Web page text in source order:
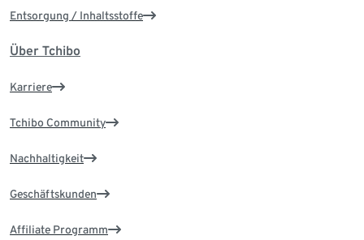
Entsorgung / Inhaltsstoffe
Über Tchibo
Karriere
Tchibo Community
Nachhaltigkeit
Geschäftskunden
Affiliate Programm